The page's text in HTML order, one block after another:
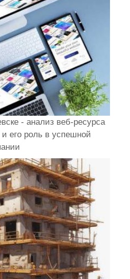
- анализ веб-ресурса
его роль в успешной